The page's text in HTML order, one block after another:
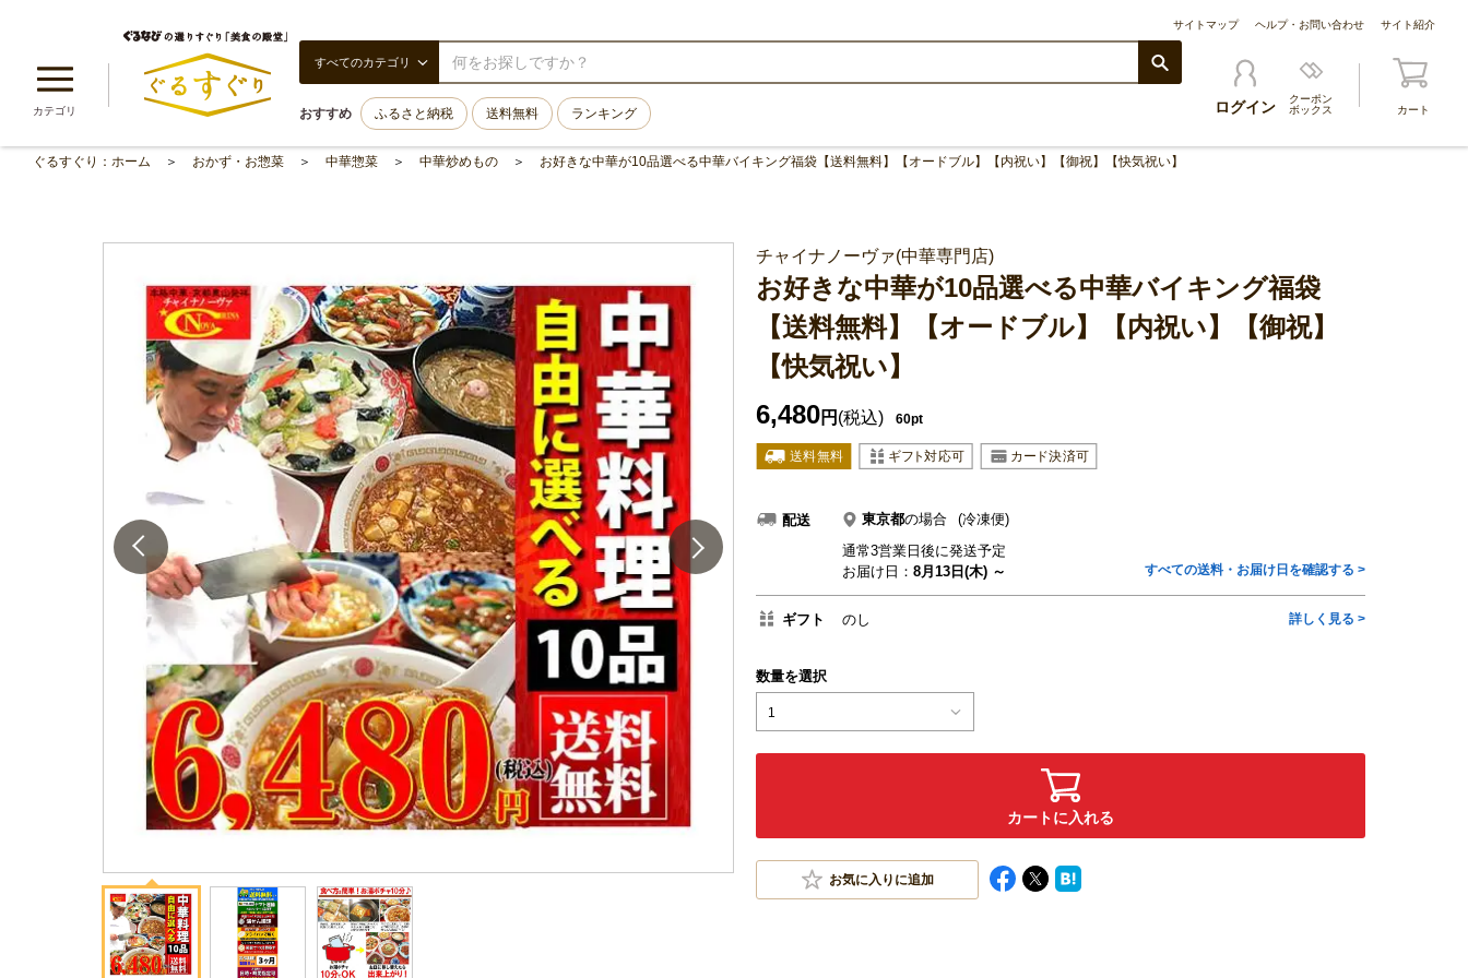
サイトマップ ヘルプ・お問い合わせ サイト紹介
カテゴリ
すべてのカテゴリ
おすすめ ふるさと納税 送料無料 ランキング ログイン
クーポン
ボックス
カート
ぐるすぐり：ホーム おかず・お惣菜 中華惣菜 中華炒めもの お好きな中華が10品選べる中華バイキング福袋【送料無料】【オードブル】【内祝い】【御祝】【快気祝い】
チャイナノーヴァ(中華専門店)
お好きな中華が10品選べる中華バイキング福袋
【送料無料】【オードブル】【内祝い】【御祝】
【快気祝い】
6,480円 (税込) 60pt
配送 東京都の場合
(冷凍便)
通常3営業日後に発送予定
お届け日： 8月13日(木) ～ すべての送料・お届け日を確認する >
ギフト のし 詳しく見る >
数量を選択
1
カートに入れる
お気に入りに追加